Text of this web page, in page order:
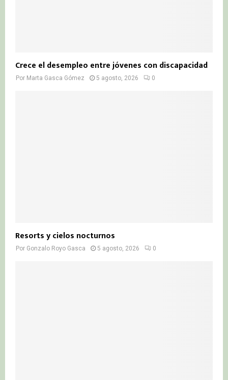
Crece el desempleo entre jóvenes con discapacidad
Por Marta Gasca Gómez 5 agosto, 2026 0
Resorts y cielos nocturnos
Por Gonzalo Royo Gasca 5 agosto, 2026 0